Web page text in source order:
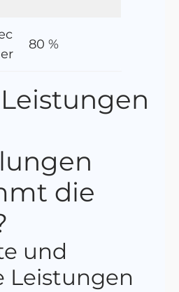
80 %
die
und
Leistungen